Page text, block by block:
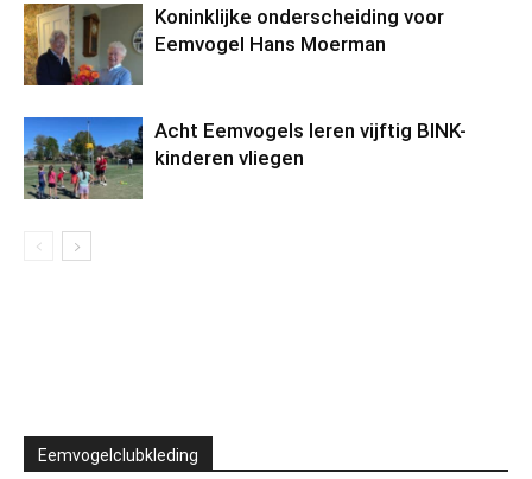
Koninklijke onderscheiding voor
Eemvogel Hans Moerman
Acht Eemvogels leren vijftig BINK-
kinderen vliegen
Eemvogelclubkleding